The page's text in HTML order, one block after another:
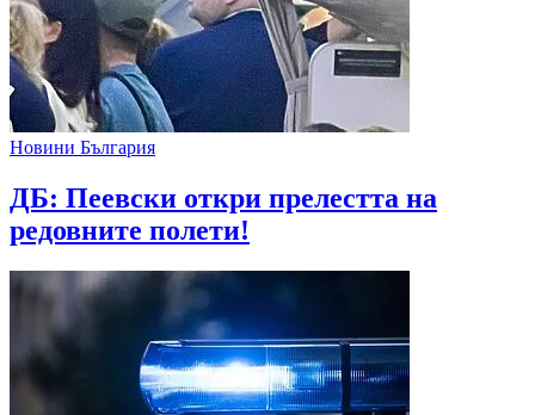
Новини България
ДБ: Пеевски откри прелестта на
редовните полети!